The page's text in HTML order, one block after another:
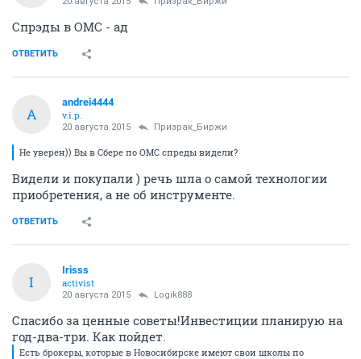
Спрэды в ОМС - ад
ОТВЕТИТЬ
A
andrei4444
v.i.p.
20 августа 2015 Призрак_Биржи
Не уверен)) Вы в Сбере по ОМС спреды видели?
Видели и покупали ) речь шла о самой технологии
приобретения, а не об инструменте.
ОТВЕТИТЬ
I
Irisss
activist
20 августа 2015 Logik888
Спасибо за ценные советы!Инвестиции планирую на
год-два-три. Как пойдет.
Есть брокеры, которые в Новосибирске имеют свои школы по